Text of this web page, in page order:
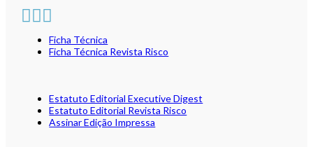
Ficha Técnica
Ficha Técnica Revista Risco
Estatuto Editorial Executive Digest
Estatuto Editorial Revista Risco
Assinar Edição Impressa